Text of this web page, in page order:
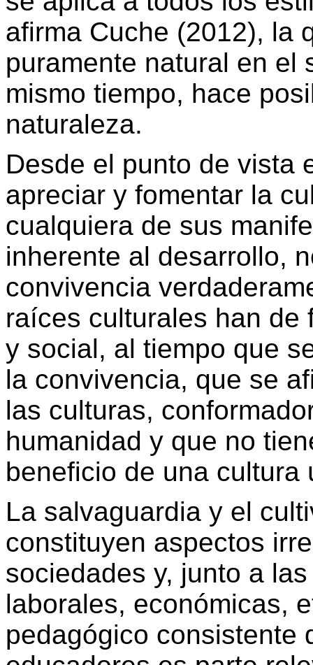
afirma Cuche (2012), la
puramente natural en el
mismo tiempo, hace
naturaleza.
Desde el punto de vista
apreciar y fomentar la
cualquiera de sus
inherente al desarrollo,
convivencia
raíces culturales han de
y social, al tiempo que
la convivencia, que se
las culturas,
humanidad y que no
beneficio de una cultura
La salvaguardia y el
constituyen aspectos
sociedades y, junto a
laborales, económicas,
pedagógico consistente